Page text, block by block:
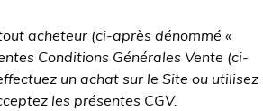
acheteur (ci-après dénommé «
Conditions Générales Vente (ci-
un achat sur le Site ou utilisez
les présentes CGV.